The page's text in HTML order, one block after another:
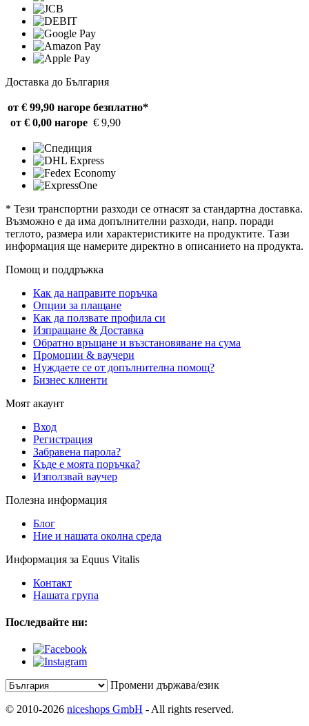
Доставка до България
от € 99,90 нагоре безплатно*
от € 0,00 нагоре € 9,90
* Тези транспортни разходи се отнасят за стандартна доставка.
Възможно е да има допълнителни разходи, напр. поради
теглото, размера или характеристиките на продуктите. Тази
информация ще намерите директно в описанието на продукта.
Помощ и поддръжка
Как да направите поръчка
Опции за плащане
Как да ползвате профила си
Изпращане & Доставка
Обратно връщане и възстановяване на сума
Промоции & ваучери
Нуждаете се от допълнителна помощ?
Бизнес клиенти
Моят акаунт
Вход
Регистрация
Забравена парола?
Къде е моята поръчка?
Използвай ваучер
Полезна информация
Блог
Ние и нашата околна среда
Информация за Equus Vitalis
Контакт
Нашата група
Последвайте ни:
Промени държава/език
© 2010-2026 niceshops GmbH - All rights reserved.